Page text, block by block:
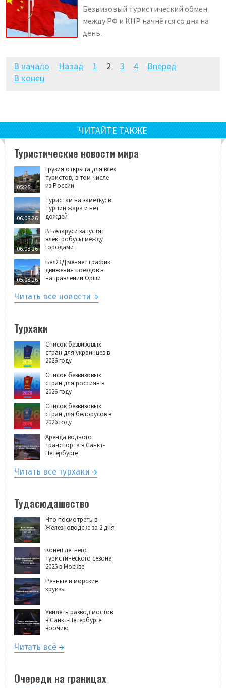
Безвизовый туристический обмен
между РФ и КНР начнётся со дня на
день.
В начало Назад 1 2 3 4
Вперед
В конец
ЧИТАЙТЕ ТАКЖЕ
Туристические новости мира
05:25
Грузия открыта для всех
туристов, в том числе
из России
06.08.26
Туристам на заметку: в
Турции жара и нет
дождей
06.08.26
В Беларуси запустят
электробусы между
городами
05.08.26
БелЖД меняет график
движения поездов в
направлении Орши
Читать все новости
Турхаки
Список безвизовых
стран для украинцев в
2026 году
Список безвизовых
стран для россиян в
2026 году
Список безвизовых
стран для белорусов в
2026 году
Аренда водного
транспорта в Санкт-
Петербурге
Читать все турхаки
Тудасюдашество
Что посмотреть в
Железноводске за 2 дня
Конец летнего
туристического сезона
2025 в Москве
Речные и морские
круизы
Увидеть развод мостов
в Санкт-Петербурге
воочию
Читать всё
Очереди на границах